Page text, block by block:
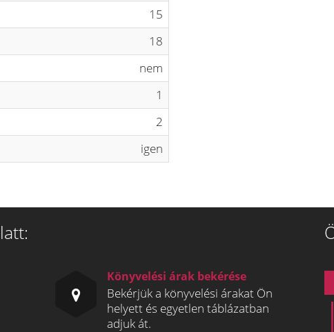
15
18
nem
1
2
igen
Könyvelési árak bekérése
Bekérjük a könyvelési árakat Ön
helyett és egyetlen táblázatban
adjuk át.